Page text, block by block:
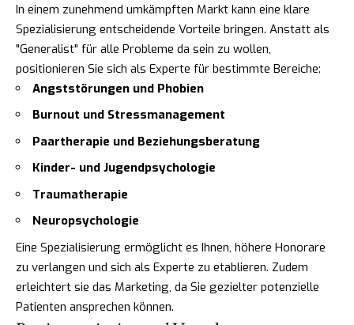
In einem zunehmend umkämpften Markt kann eine klare
Spezialisierung entscheidende Vorteile bringen. Anstatt als
"Generalist" für alle Probleme da sein zu wollen,
positionieren Sie sich als Experte für bestimmte Bereiche:
Angststörungen und Phobien
Burnout und Stressmanagement
Paartherapie und Beziehungsberatung
Kinder- und Jugendpsychologie
Traumatherapie
Neuropsychologie
Eine Spezialisierung ermöglicht es Ihnen, höhere Honorare
zu verlangen und sich als Experte zu etablieren. Zudem
erleichtert sie das Marketing, da Sie gezielter potenzielle
Patienten ansprechen können.